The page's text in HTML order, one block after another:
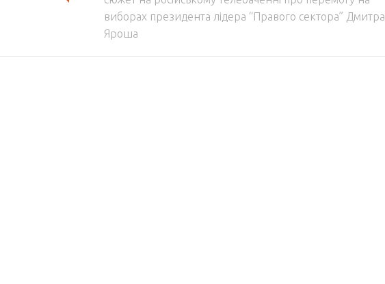
виборах президента лідера “Правого сектора” Дмитра
Яроша